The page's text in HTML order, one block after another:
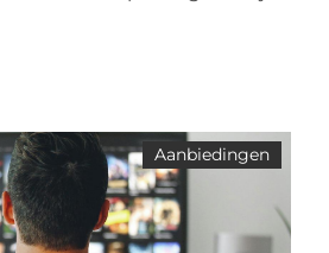
Aanbiedingen